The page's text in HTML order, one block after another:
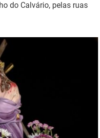
do Calvário, pelas ruas